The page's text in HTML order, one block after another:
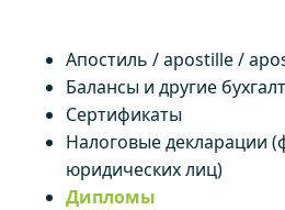
Апостиль / apostille /
Балансы и другие
Сертификаты
Налоговые декларации
юридических лиц)
Дипломы